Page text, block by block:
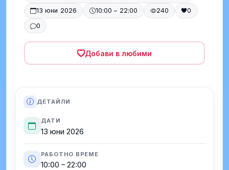
13 юни 2026
10:00 – 22:00 240
0
0
Добави в любими
ДЕТАЙЛИ
ДАТИ
13 юни 2026
РАБОТНО ВРЕМЕ
10:00 – 22:00